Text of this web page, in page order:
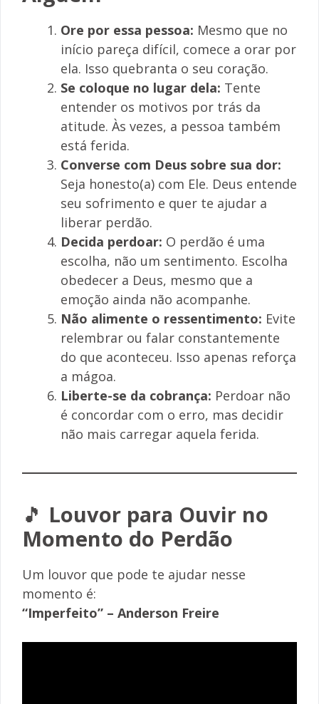
Ore por essa pessoa: Mesmo que no
início pareça difícil, comece a orar por
ela. Isso quebranta o seu coração.
Se coloque no lugar dela: Tente
entender os motivos por trás da
atitude. Às vezes, a pessoa também
está ferida.
Converse com Deus sobre sua dor:
Seja honesto(a) com Ele. Deus entende
seu sofrimento e quer te ajudar a
liberar perdão.
Decida perdoar: O perdão é uma
escolha, não um sentimento. Escolha
obedecer a Deus, mesmo que a
emoção ainda não acompanhe.
Não alimente o ressentimento: Evite
relembrar ou falar constantemente
do que aconteceu. Isso apenas reforça
a mágoa.
Liberte-se da cobrança: Perdoar não
é concordar com o erro, mas decidir
não mais carregar aquela ferida.
🎵 Louvor para Ouvir no
Momento do Perdão
Um louvor que pode te ajudar nesse
momento é:
“Imperfeito” – Anderson Freire